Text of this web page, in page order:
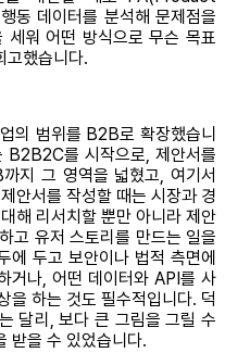
동 데이터를 분석해 문제점을
세워 어떤 방식으로 무슨 목표
고했습니다.
의 범위를 B2B로 확장했습니
B2B2C를 시작으로, 제안서를
지 그 영역을 넓혔고, 여기서
안서를 작성할 때는 시장과 경
해 리서치할 뿐만 아니라 제안
고 유저 스토리를 만드는 일을
에 두고 보안이나 법적 측면에
거나, 어떤 데이터와 API를 사
을 하는 것도 필수적입니다. 덕
달리, 보다 큰 그림을 그릴 수
받을 수 있었습니다.